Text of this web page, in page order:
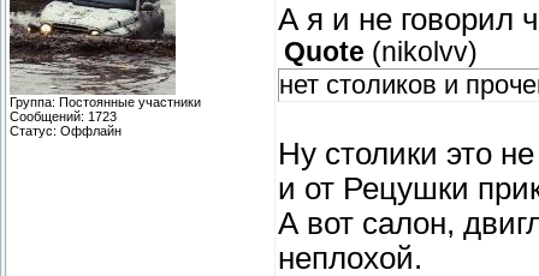
Группа: Постоянные участники
Сообщений: 1723
Статус: Оффлайн
А я и не говорил
Quote (nikolvv)
нет столиков и
Ну столики это
и от Рецушки
А вот салон,
неплохой.